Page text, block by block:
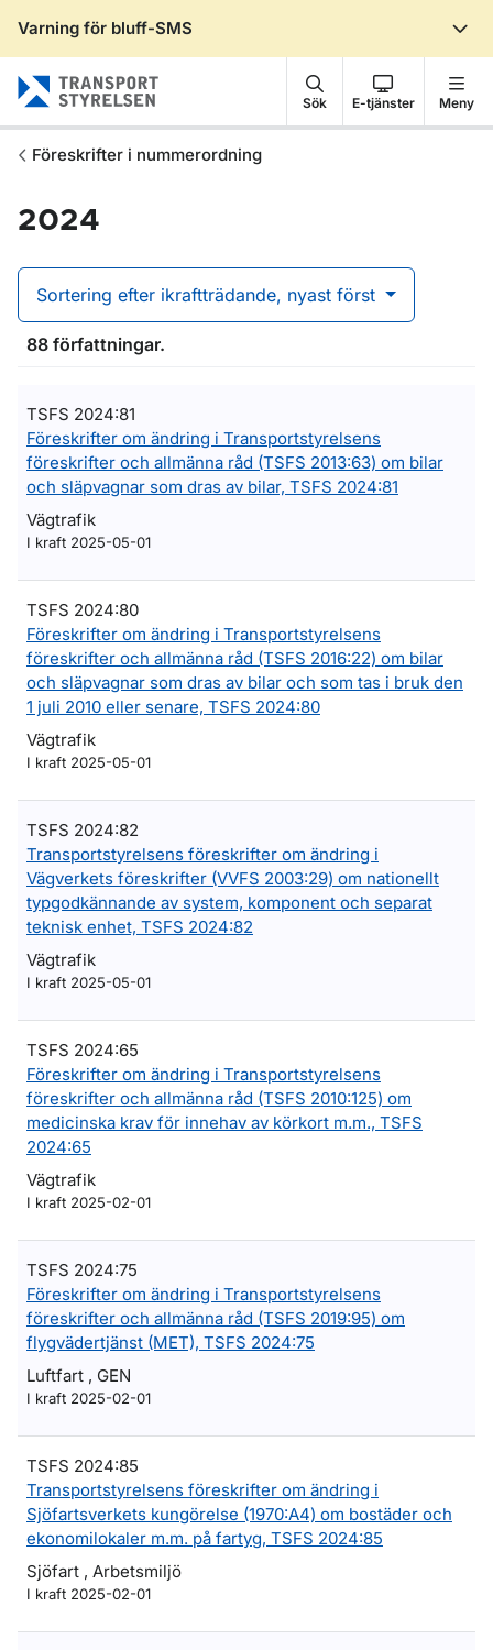
Varning för bluff-SMS
Sök E-tjänster Meny
Föreskrifter i nummerordning
2024
Sortering efter ikraftträdande, nyast först
88 författningar.
TSFS 2024:81
Föreskrifter om ändring i Transportstyrelsens
föreskrifter och allmänna råd (TSFS 2013:63) om bilar
och släpvagnar som dras av bilar, TSFS 2024:81
Vägtrafik
I kraft 2025-05-01
TSFS 2024:80
Föreskrifter om ändring i Transportstyrelsens
föreskrifter och allmänna råd (TSFS 2016:22) om bilar
och släpvagnar som dras av bilar och som tas i bruk den
1 juli 2010 eller senare, TSFS 2024:80
Vägtrafik
I kraft 2025-05-01
TSFS 2024:82
Transportstyrelsens föreskrifter om ändring i
Vägverkets föreskrifter (VVFS 2003:29) om nationellt
typgodkännande av system, komponent och separat
teknisk enhet, TSFS 2024:82
Vägtrafik
I kraft 2025-05-01
TSFS 2024:65
Föreskrifter om ändring i Transportstyrelsens
föreskrifter och allmänna råd (TSFS 2010:125) om
medicinska krav för innehav av körkort m.m., TSFS
2024:65
Vägtrafik
I kraft 2025-02-01
TSFS 2024:75
Föreskrifter om ändring i Transportstyrelsens
föreskrifter och allmänna råd (TSFS 2019:95) om
flygvädertjänst (MET), TSFS 2024:75
Luftfart , GEN
I kraft 2025-02-01
TSFS 2024:85
Transportstyrelsens föreskrifter om ändring i
Sjöfartsverkets kungörelse (1970:A4) om bostäder och
ekonomilokaler m.m. på fartyg, TSFS 2024:85
Sjöfart , Arbetsmiljö
I kraft 2025-02-01